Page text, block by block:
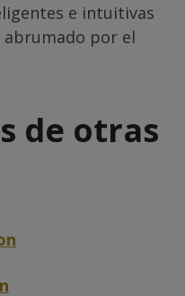
e intuitivas
por el
de otras